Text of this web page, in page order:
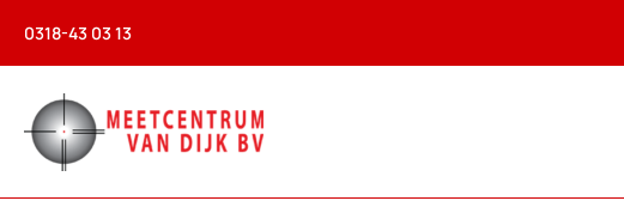
naar
de
inhoud
0318-43 03 13